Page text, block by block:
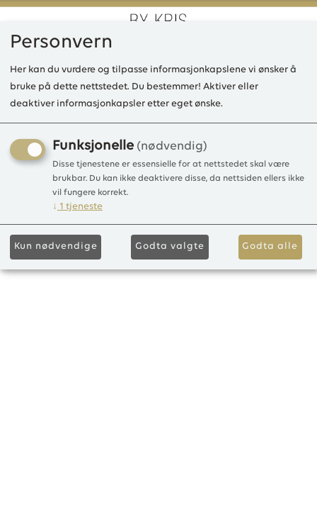
0
Kunne ikke finne produktet
Personvern
Her kan du vurdere og tilpasse informasjonkapslene vi ønsker å
bruke på dette nettstedet. Du bestemmer! Aktiver eller
deaktiver informasjonkapsler etter eget ønske.
Funksjonelle (nødvendig)
Disse tjenestene er essensielle for at nettstedet skal være
brukbar. Du kan ikke deaktivere disse, da nettsiden ellers ikke
vil fungere korrekt.
↓ 1 tjeneste
Kun nødvendige Godta valgte Godta alle